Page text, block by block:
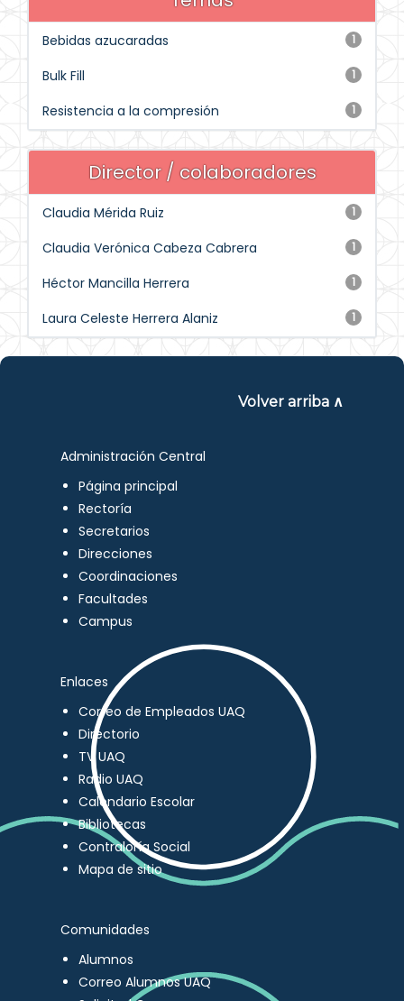
1
Bebidas azucaradas
1
Bulk Fill
1
Resistencia a la compresión
Director / colaboradores
1
Claudia Mérida Ruiz
1
Claudia Verónica Cabeza Cabrera
1
Héctor Mancilla Herrera
1
Laura Celeste Herrera Alaniz
Volver arriba ∧
Administración Central
Página principal
Rectoría
Secretarios
Direcciones
Coordinaciones
Facultades
Campus
Enlaces
Correo de Empleados UAQ
Directorio
TV UAQ
Radio UAQ
Calendario Escolar
Bibliotecas
Contraloría Social
Mapa de sitio
Comunidades
Alumnos
Correo Alumnos UAQ